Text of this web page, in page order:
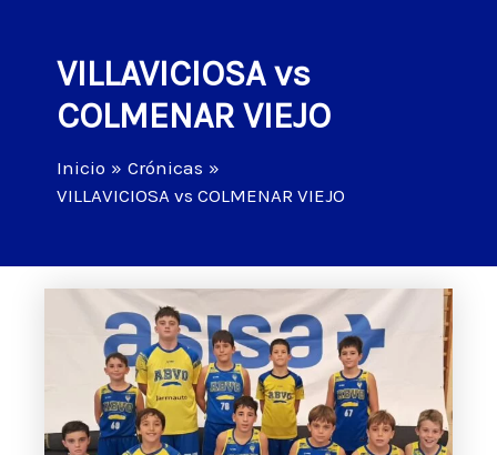
VILLAVICIOSA vs
COLMENAR VIEJO
Inicio
Crónicas
VILLAVICIOSA vs COLMENAR VIEJO